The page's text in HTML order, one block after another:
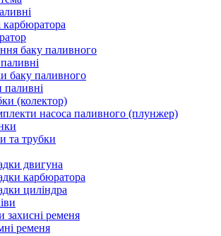
карбюратора
баку паливного
баку паливного
паливні
(колектор)
насоса паливного (плунжер)
та трубки
двигуна
карбюратора
циліндра
захисні ременя
ременя